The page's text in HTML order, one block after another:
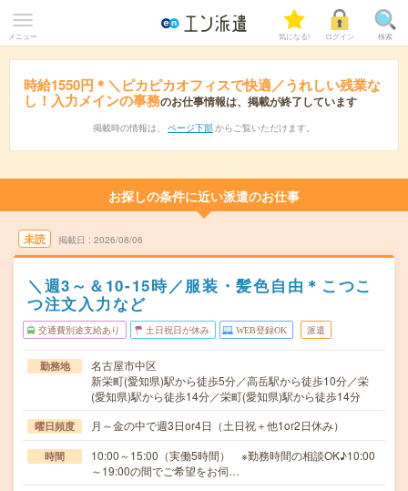
メニュー 気になる! ログイン 検索
時給1550円＊＼ピカピカオフィスで快適／うれしい残業な
し！入力メインの事務のお仕事情報は、掲載が終了しています
掲載時の情報は、 ページ下部 からご覧いただけます。
お探しの条件に近い派遣のお仕事
未読 掲載日 2026/08/06
＼週3～＆10-15時／服装・髪色自由＊こつこ
つ注文入力など
交通費別途支給あり 土日祝日が休み WEB登録OK 派遣
勤務地
名古屋市中区
新栄町(愛知県)駅から徒歩5分／高岳駅から徒歩10分／栄
(愛知県)駅から徒歩14分／栄町(愛知県)駅から徒歩14分
曜日頻度 月～金の中で週3日or4日（土日祝＋他1or2日休み）
時間
10:00～15:00（実働5時間） ※勤務時間の相談OK♪10:00
～19:00の間でご希望をお伺…